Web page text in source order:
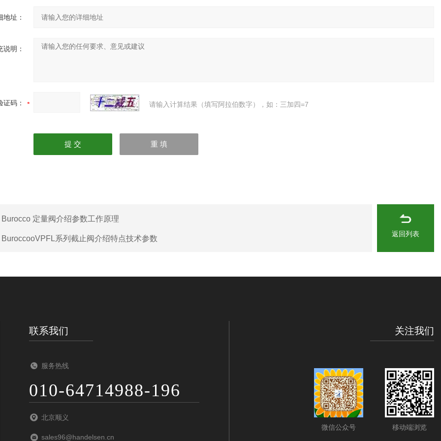
地址：
说明：
证码： 请输入计算结果（填写阿拉伯数字），如：三加四=7
Burocco 定量阀介绍参数工作原理
BuroccooVPFL系列截止阀介绍特点技术参数
返回列表
联系我们
服务热线
010-64714988-196
北京顺义
sales96@handelsen.cn
关注我们
微信公众号 移动端浏览